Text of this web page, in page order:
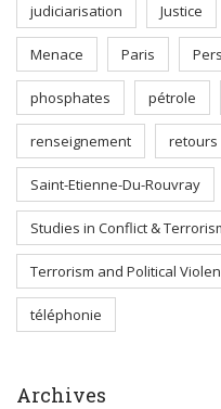
judiciarisation Justice
Menace Paris
phosphates pétrole
renseignement retours
Saint-Etienne-Du-Rouvray
Studies in Conflict &
Terrorism and Political
téléphonie
Archives